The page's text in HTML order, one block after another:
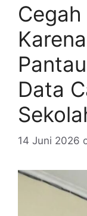
Data
14 Juni 2026